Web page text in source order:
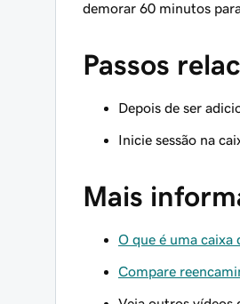
demorar 60 minutos
Passos
Depois de ser
Inicie sessão na
Mais
O que é uma
Compare